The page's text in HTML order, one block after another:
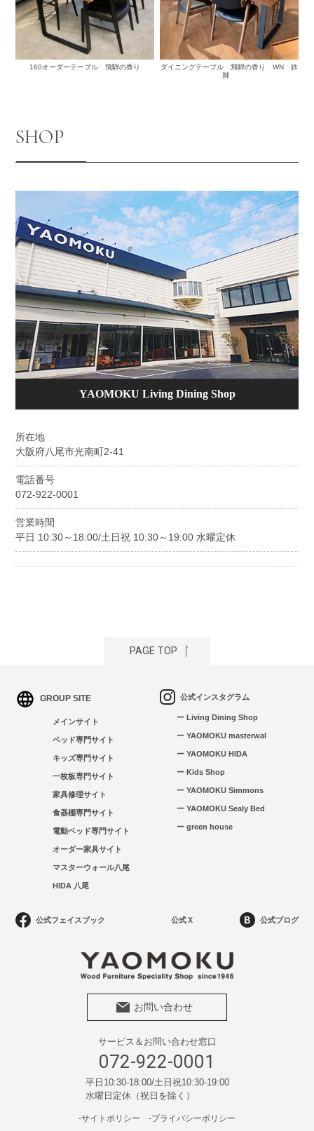
160オーダーテーブル 飛騨の香り
ダイニングテーブル 飛騨の香り WN 鉄
脚
SHOP
YAOMOKU Living Dining Shop
所在地
大阪府八尾市光南町2-41
電話番号
072-922-0001
営業時間
平日 10:30～18:00/土日祝 10:30～19:00 水曜定休
GROUP SITE
メインサイト
ベッド専門サイト
キッズ専門サイト
一枚板専門サイト
家具修理サイト
食器棚専門サイト
電動ベッド専門サイト
オーダー家具サイト
マスターウォール八尾
HIDA 八尾
公式インスタグラム
ー Living Dining Shop
ー YAOMOKU masterwal
ー YAOMOKU HIDA
ー Kids Shop
ー YAOMOKU Simmons
ー YAOMOKU Sealy Bed
ー green house
公式フェイスブック 公式Ｘ 公式ブログ
お問い合わせ
サービス＆お問い合わせ窓口
072-922-0001
平日10:30-18:00/土日祝10:30-19:00
水曜日定休（祝日を除く）
-サイトポリシー -プライバシーポリシー
PAGE TOP